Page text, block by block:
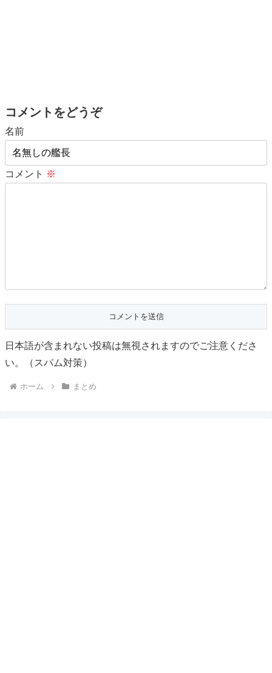
コメントをどうぞ
名前
コメント ※
日本語が含まれない投稿は無視されますのでご注意くださ
い。（スパム対策）
ホーム まとめ